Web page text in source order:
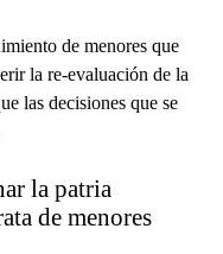
de menores que
la re-evaluación de la
las decisiones que se
la patria
de menores